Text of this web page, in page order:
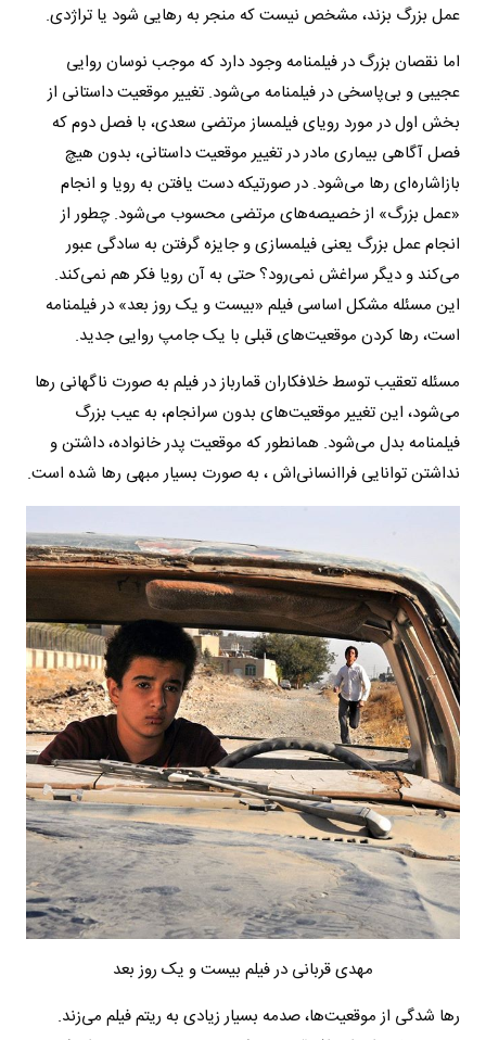
عمل بزرگ بزند، مشخص نیست که منجر به رهایی شود یا تراژدی.
اما نقصان بزرگ در فیلمنامه وجود دارد که موجب نوسان روایی
عجیبی و بی‌پاسخی در فیلمنامه می‌شود. تغییر موقعیت‌ داستانی از
بخش اول در مورد رویای فیلمساز مرتضی سعدی، با فصل دوم که
فصل آگاهی بیماری مادر در تغییر موقعیت داستانی، بدون هیچ
بازاشاره‌ای رها می‌شود. در صورتیکه دست یافتن به رویا و انجام
«عمل بزرگ» از خصیصه‌های مرتضی محسوب می‌شود. چطور از
انجام عمل بزرگ یعنی فیلمسازی و جایزه گرفتن به سادگی‌ عبور
می‌کند و دیگر سراغش نمی‌رود؟ حتی به آن رویا فکر هم نمی‌کند.
این مسئله مشکل اساسی فیلم «بیست و یک روز بعد» در فیلمنامه
است، رها کردن موقعیت‌های قبلی با یک جامپ روایی جدید.
مسئله تعقیب توسط خلافکاران قمارباز در فیلم به صورت ناگهانی رها
می‌شود، این تغییر موقعیت‌های بدون سرانجام، به عیب بزرگ
فیلمنامه بدل می‌شود. همانطور که موقعیت پدر خانواده، داشتن و
نداشتن توانایی فراانسانی‌اش ، به صورت بسیار مبهی رها شده است.
مهدی قربانی در فیلم بیست و یک روز بعد
رها شدگی از موقعیت‌ها، صدمه بسیار زیادی به ریتم فیلم می‌زند.